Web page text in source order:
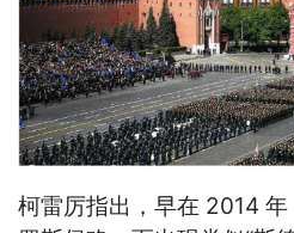
柯雷厉指出，早在 2014